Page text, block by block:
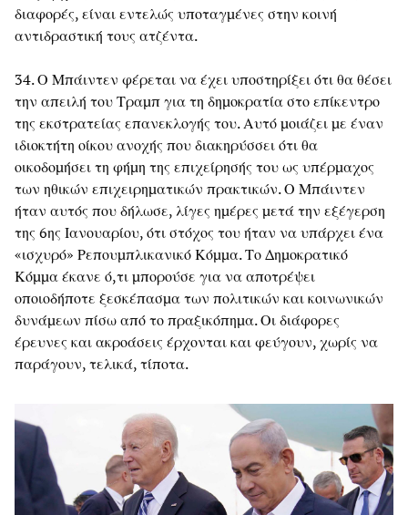
διαφορές, είναι εντελώς υποταγμένες στην κοινή
αντιδραστική τους ατζέντα.
34. Ο Μπάιντεν φέρεται να έχει υποστηρίξει ότι θα θέσει
την απειλή του Τραμπ για τη δημοκρατία στο επίκεντρο
της εκστρατείας επανεκλογής του. Αυτό μοιάζει με έναν
ιδιοκτήτη οίκου ανοχής που διακηρύσσει ότι θα
οικοδομήσει τη φήμη της επιχείρησής του ως υπέρμαχος
των ηθικών επιχειρηματικών πρακτικών. Ο Μπάιντεν
ήταν αυτός που δήλωσε, λίγες ημέρες μετά την εξέγερση
της 6ης Ιανουαρίου, ότι στόχος του ήταν να υπάρχει ένα
«ισχυρό» Ρεπουμπλικανικό Κόμμα. Το Δημοκρατικό
Κόμμα έκανε ό,τι μπορούσε για να αποτρέψει
οποιοδήποτε ξεσκέπασμα των πολιτικών και κοινωνικών
δυνάμεων πίσω από το πραξικόπημα. Οι διάφορες
έρευνες και ακροάσεις έρχονται και φεύγουν, χωρίς να
παράγουν, τελικά, τίποτα.